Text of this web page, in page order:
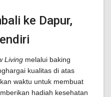
ke Dapur,
Living melalui baking
kualitas di atas
waktu untuk membuat
hadiah kesehatan